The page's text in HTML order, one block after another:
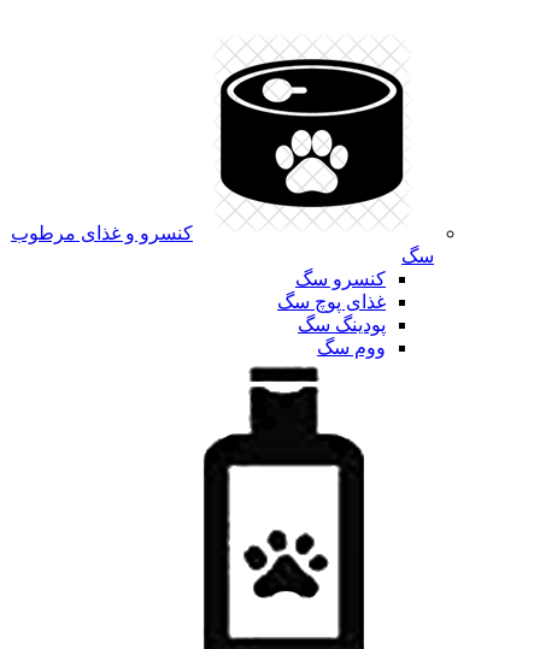
کنسرو و غذای مرطوب
سگ
کنسرو سگ
غذای پوچ سگ
پودینگ سگ
ووم سگ